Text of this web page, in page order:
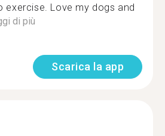
exercise. Love my dogs and
di più
Scarica la app